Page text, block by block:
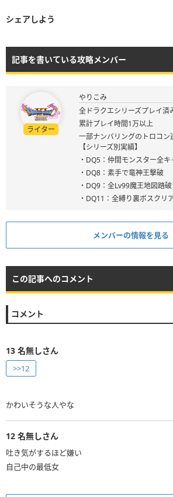
シェアしよう
記事を書いている攻略メンバー
ライター
やりこみ
全ドラクエシリーズプレイ済
累計プレイ時間1万以上
一部ナンバリングのトロコン
【シリーズ別実績】
・DQ5：仲間モンスター全
・DQ8：素手で竜神王撃破
・DQ9：全Lv99魔王地図踏破
・DQ11：全縛り裏ボスクリ
メンバーの情報を見る
この記事へのコメント
コメント
13 名無しさん
>>12
かわいそうな人やな
12 名無しさん
吐き気がするほど嫌い